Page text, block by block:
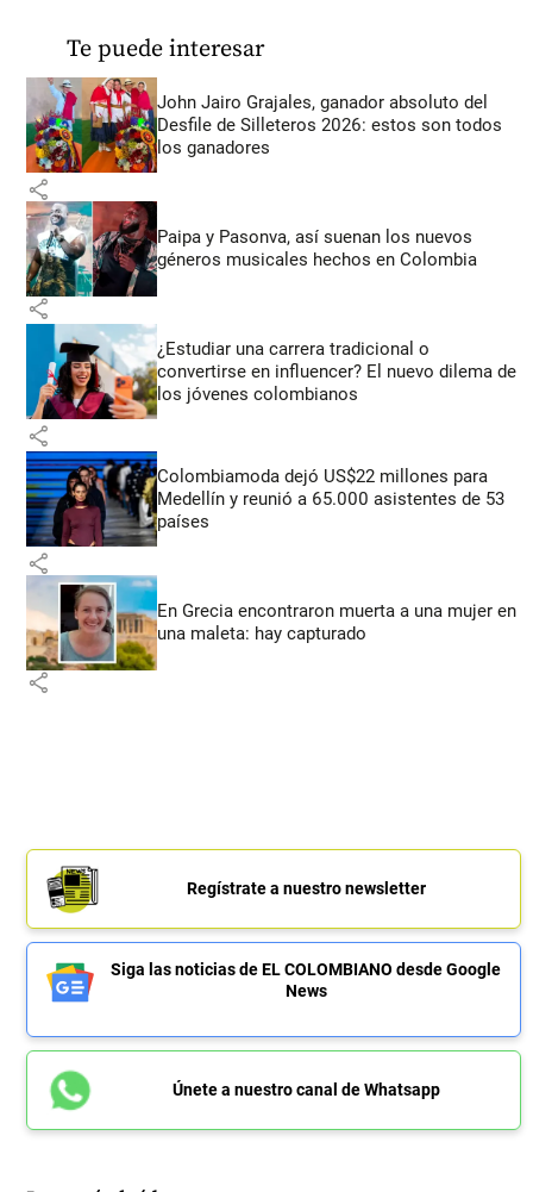
Te puede interesar
John Jairo Grajales, ganador absoluto del
Desfile de Silleteros 2026: estos son todos
los ganadores
share
Paipa y Pasonva, así suenan los nuevos
géneros musicales hechos en Colombia
share
¿Estudiar una carrera tradicional o
convertirse en influencer? El nuevo dilema de
los jóvenes colombianos
share
Colombiamoda dejó US$22 millones para
Medellín y reunió a 65.000 asistentes de 53
países
share
En Grecia encontraron muerta a una mujer en
una maleta: hay capturado
share
Regístrate a nuestro newsletter
Siga las noticias de EL COLOMBIANO desde Google
News
Únete a nuestro canal de Whatsapp